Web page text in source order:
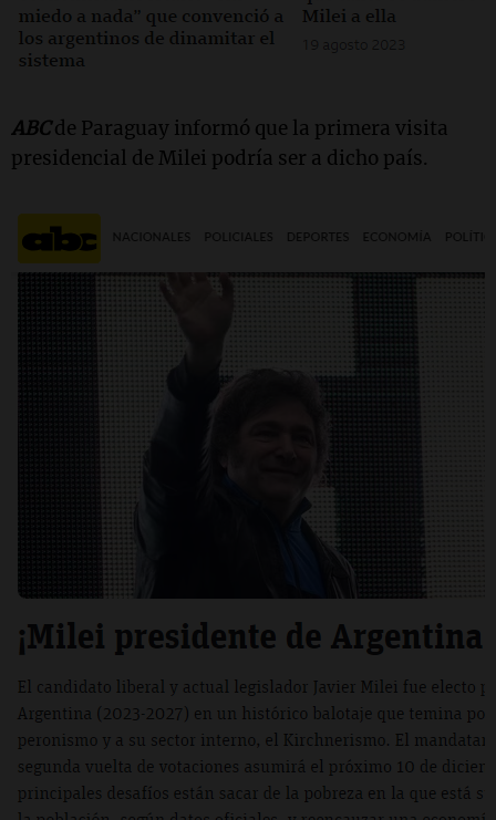
ABC de Paraguay informó que la primera visita
presidencial de Milei podría ser a dicho país.